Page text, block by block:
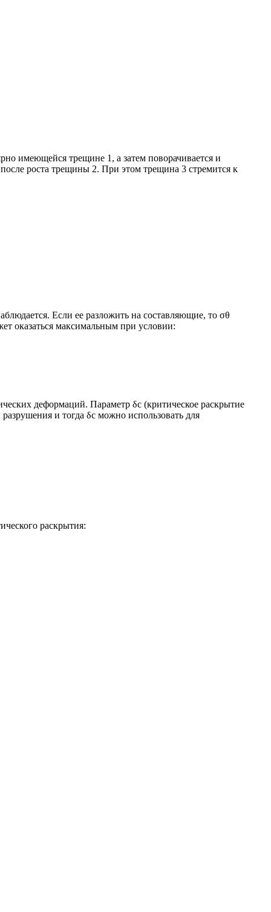
имеющейся трещине 1, а затем поворачивается и
роста трещины 2. При этом трещина 3 стремится к
Если ее разложить на составляющие, то σθ
оказаться максимальным при условии:
деформаций. Параметр δc (критическое раскрытие
и тогда δc можно использовать для
раскрытия: